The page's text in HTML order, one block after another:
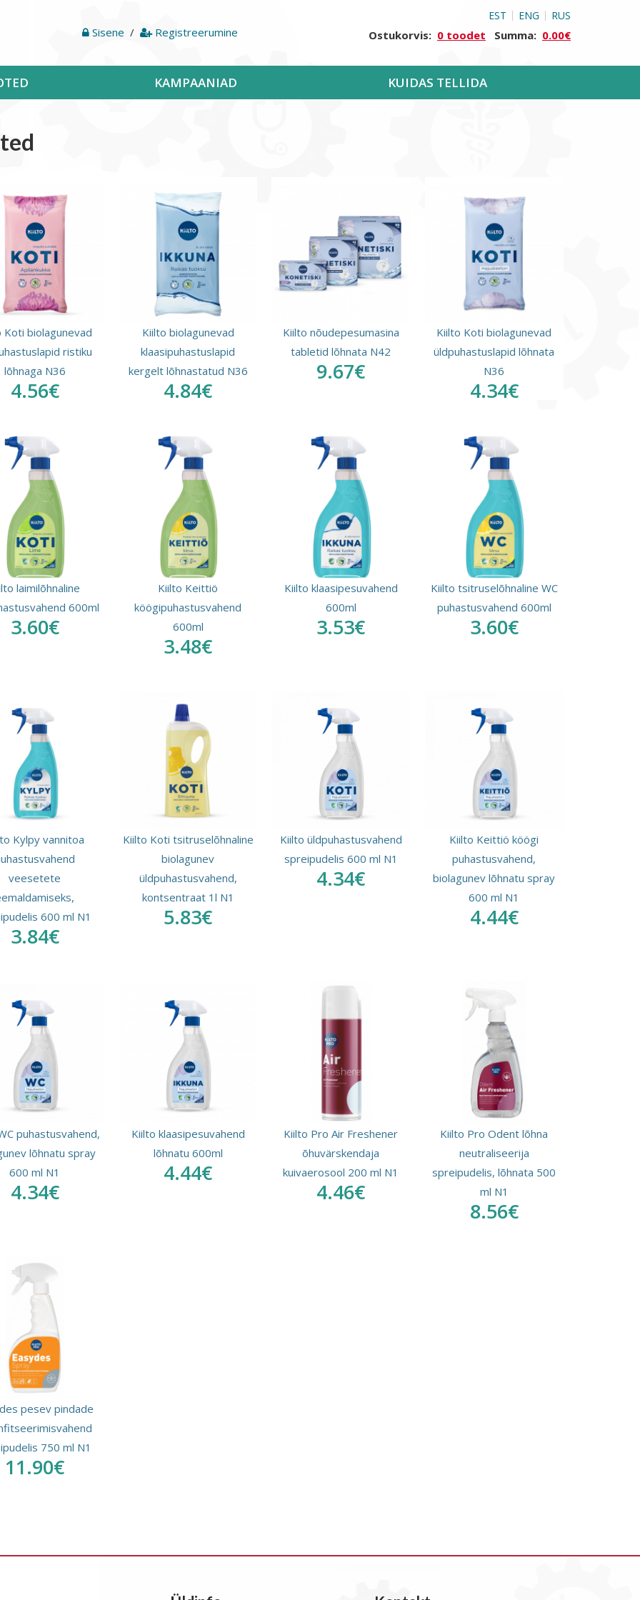
Sisene / Registreerumine
EST ENG RUS
Ostukorvis: 0 toodet Summa: 0.00€
KAMPAANIAD KUIDAS TELLIDA
Koti biolagunevad
ristiku
lõhnaga N36
4.56€
Kiilto biolagunevad
klaasipuhastuslapid
kergelt lõhnastatud N36
4.84€
Kiilto nõudepesumasina
tabletid lõhnata N42
9.67€
Kiilto Koti biolagunevad
üldpuhastuslapid lõhnata
N36
4.34€
laimilõhnaline
600ml
3.60€
Kiilto Keittiö
köögipuhastusvahend
600ml
3.48€
Kiilto klaasipesuvahend
600ml
3.53€
Kiilto tsitruselõhnaline WC
puhastusvahend 600ml
3.60€
Kylpy vannitoa
veesetete
600 ml N1
3.84€
Kiilto Koti tsitruselõhnaline
biolagunev
üldpuhastusvahend,
kontsentraat 1l N1
5.83€
Kiilto üldpuhastusvahend
spreipudelis 600 ml N1
4.34€
Kiilto Keittiö köögi
puhastusvahend,
biolagunev lõhnatu spray
600 ml N1
4.44€
puhastusvahend,
lõhnatu spray
600 ml N1
4.34€
Kiilto klaasipesuvahend
lõhnatu 600ml
4.44€
Kiilto Pro Air Freshener
õhuvärskendaja
kuivaerosool 200 ml N1
4.46€
Kiilto Pro Odent lõhna
neutraliseerija
spreipudelis, lõhnata 500
ml N1
8.56€
pesev pindade
750 ml N1
11.90€